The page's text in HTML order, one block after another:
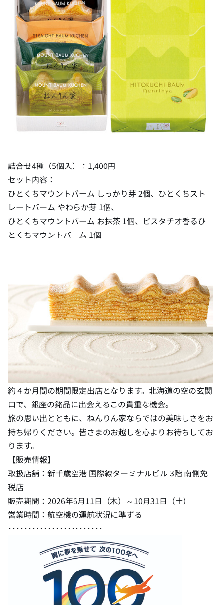
詰合せ4種（5個入）：1,400円
セット内容：
ひとくちマウントバーム しっかり芽 2個、ひとくちスト
レートバーム やわらか芽 1個、
ひとくちマウントバーム お抹茶 1個、ピスタチオ香るひ
とくちマウントバーム 1個
約４か月間の期間限定出店となります。北海道の空の玄関
口で、銀座の銘品に出会えるこの貴重な機会。
旅の思い出とともに、ねんりん家ならではの美味しさをお
持ち帰りください。皆さまのお越しを心よりお待ちしてお
ります。
【販売情報】
取扱店舗：新千歳空港 国際線ターミナルビル 3階 南側免
税店
販売期間：2026年6月11日（木）～10月31日（土）
営業時間：航空機の運航状況に準ずる
････････････････････････